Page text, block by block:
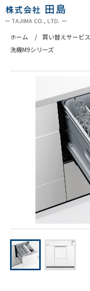
ホーム 買い替えサービス
洗機M9シリーズ